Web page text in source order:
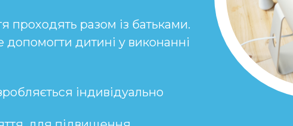
проходять разом із батьками.
дитині у виконанні
індивідуально